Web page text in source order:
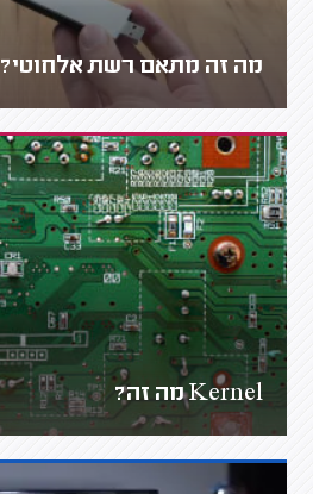
מה זה מתאם רשת אלחוטי?
Kernel מה זה?